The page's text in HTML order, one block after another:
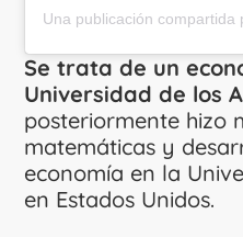
Se trata de un
Universidad de los
posteriormente hizo
matemáticas y
economía en la
en Estados Unidos.